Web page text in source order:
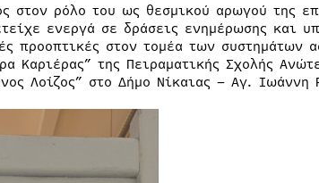
ρόλο του ως θεσμικού αρωγού της
ενεργά σε δράσεις ενημέρωσης και
προοπτικές στον τομέα των συστημάτων
Καριέρας” της Πειραματικής Σχολής
Λοίζος” στο Δήμο Νίκαιας – Αγ. Ιωάννη